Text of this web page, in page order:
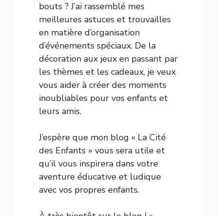
bouts ? J’ai rassemblé mes
meilleures astuces et trouvailles
en matière d’organisation
d’événements spéciaux. De la
décoration aux jeux en passant par
les thèmes et les cadeaux, je veux
vous aider à créer des moments
inoubliables pour vos enfants et
leurs amis.
J’espère que mon blog « La Cité
des Enfants » vous sera utile et
qu’il vous inspirera dans votre
aventure éducative et ludique
avec vos propres enfants.